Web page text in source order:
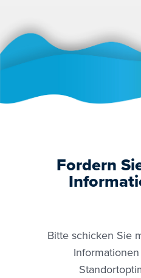
Fordern
Bitte schicken Sie